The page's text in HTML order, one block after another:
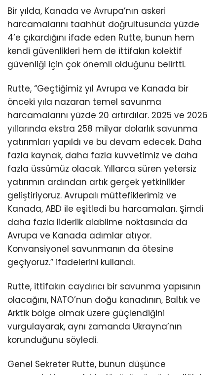
Bir yılda, Kanada ve Avrupa’nın askeri
harcamalarını taahhüt doğrultusunda yüzde
4’e çıkardığını ifade eden Rutte, bunun hem
kendi güvenlikleri hem de ittifakın kolektif
güvenliği için çok önemli olduğunu belirtti.
Rutte, “Geçtiğimiz yıl Avrupa ve Kanada bir
önceki yıla nazaran temel savunma
harcamalarını yüzde 20 artırdılar. 2025 ve 2026
yıllarında ekstra 258 milyar dolarlık savunma
yatırımları yapıldı ve bu devam edecek. Daha
fazla kaynak, daha fazla kuvvetimiz ve daha
fazla üssümüz olacak. Yıllarca süren yetersiz
yatırımın ardından artık gerçek yetkinlikler
geliştiriyoruz. Avrupalı müttefiklerimiz ve
Kanada, ABD ile eşitledi bu harcamaları. Şimdi
daha fazla liderlik alabilme noktasında da
Avrupa ve Kanada adımlar atıyor.
Konvansiyonel savunmanın da ötesine
geçiyoruz.” ifadelerini kullandı.
Rutte, ittifakın caydırıcı bir savunma yapısının
olacağını, NATO’nun doğu kanadının, Baltık ve
Arktik bölge olmak üzere güçlendiğini
vurgulayarak, aynı zamanda Ukrayna’nın
korunduğunu söyledi.
Genel Sekreter Rutte, bunun düşünce